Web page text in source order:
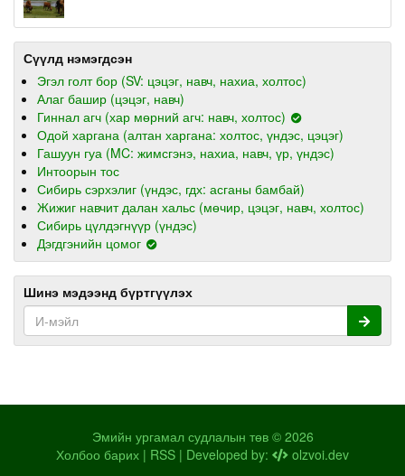
Сүүлд нэмэгдсэн
Эгэл голт бор (SV: цэцэг, навч, нахиа, холтос)
Алаг башир (цэцэг, навч)
Гиннал агч (хар мөрний агч: навч, холтос)
Одой харгана (алтан харгана: холтос, үндэс, цэцэг)
Гашуун гуа (MC: жимсгэнэ, нахиа, навч, үр, үндэс)
Интоорын тос
Сибирь сэрхэлиг (үндэс, гдх: асганы бамбай)
Жижиг навчит далан хальс (мөчир, цэцэг, навч, холтос)
Сибирь цүлдэгнүүр (үндэс)
Дэгдгэнийн цомог
Шинэ мэдээнд бүртгүүлэх
Эмийн ургамал судлалын төв © 2026
Холбоо барих | RSS | Developed by: olzvoi.dev